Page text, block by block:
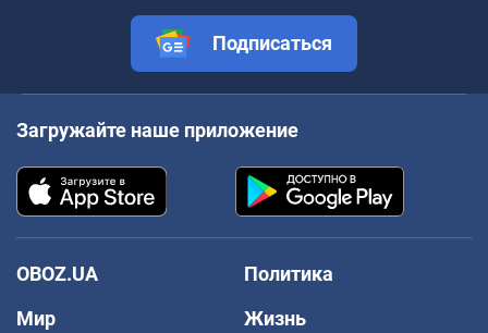
Подписаться
Загружайте наше приложение
OBOZ.UA
Политика
Мир
Жизнь